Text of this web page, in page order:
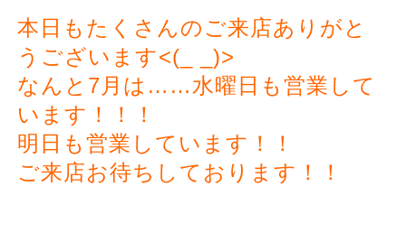
本日もたくさんのご来店ありがと
うございます<(_ _)>
なんと7月は……水曜日も営業して
います！！！
明日も営業しています！！
ご来店お待ちしております！！